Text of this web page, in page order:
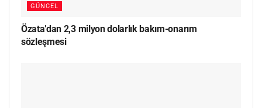
GÜNCEL
Özata’dan 2,3 milyon dolarlık bakım-onarım
sözleşmesi